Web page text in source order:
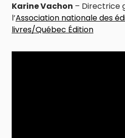
Karine Vachon – Directrice
l’Association nationale des
livres/Québec Édition